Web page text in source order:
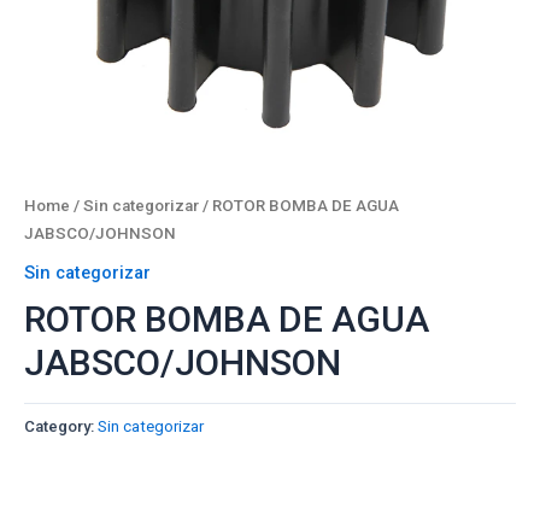
Home / Sin categorizar / ROTOR BOMBA DE AGUA
JABSCO/JOHNSON
Sin categorizar
ROTOR BOMBA DE AGUA
JABSCO/JOHNSON
Category: Sin categorizar